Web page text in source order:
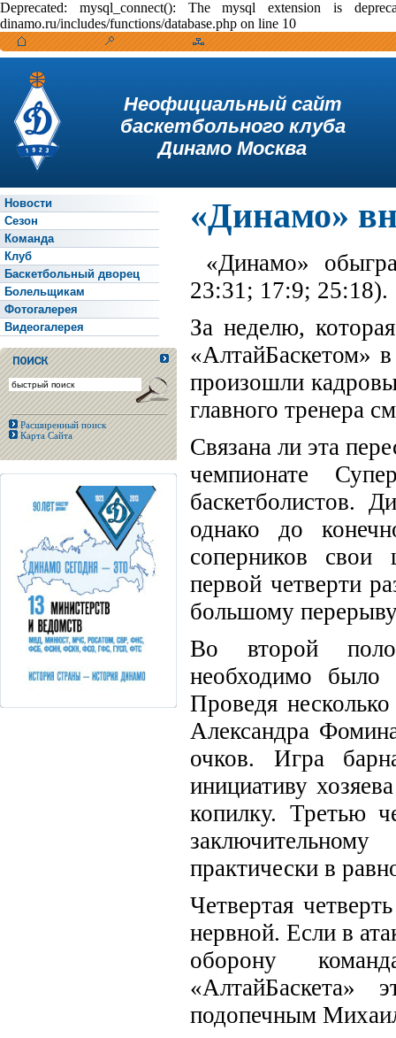
Deprecated: mysql_connect(): The mysql extension is
dinamo.ru/includes/functions/database.php on line 10
Неофициальный сайт
баскетбольного клуба
Динамо Москва
Новости
Сезон
Команда
Клуб
Баскетбольный дворец
Болельщикам
Фотогалерея
Видеогалерея
Расширенный поиск
Карта Сайта
«Динамо»
«Динамо»
23:31; 17:9; 25:18).
За неделю,
«АлтайБаскетом»
произошли
главного тренера
Связана ли эта
чемпионате
баскетболистов.
однако до
соперников свои
первой четверти
большому
Во второй
необходимо было
Проведя
Александра
очков. Игра
инициативу
копилку. Третью
практически в
Четвертая
нервной. Если в
оборону
«АлтайБаскета»
подопечным